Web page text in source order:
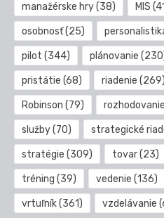
manažérske hry(38) MIS
osobnosť(25)
pilot (344) plánovanie
pristátie (68) riadenie (269)
Robinson (79) rozhodovanie
služby(70) strategické
stratégie (309) tovar(23)
tréning (39) vedenie (136)
vrtuľník(361) vzdelávanie